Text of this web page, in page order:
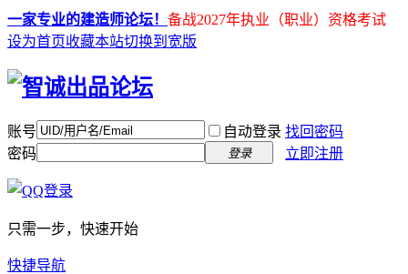
一家专业的建造师论坛！ 备战2027年执业（职业）资格考试
设为首页收藏本站切换到宽版
账号 自动登录 找回密码
密码
登录 立即注册
只需一步，快速开始
快捷导航